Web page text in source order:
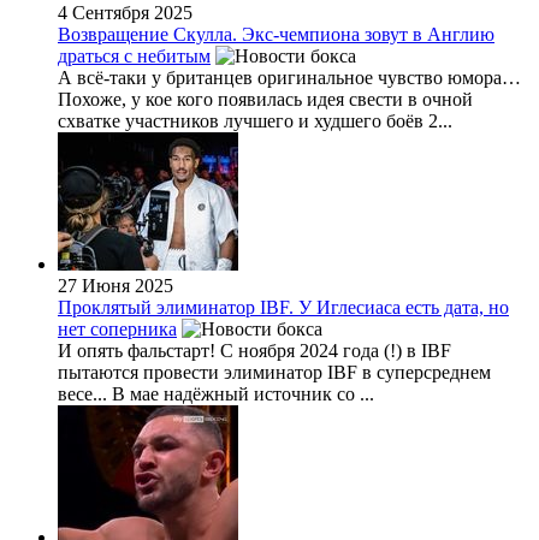
4 Сентября 2025
Возвращение Скулла. Экс-чемпиона зовут в Англию
драться с небитым
А всё-таки у британцев оригинальное чувство юмора…
Похоже, у кое кого появилась идея свести в очной
схватке участников лучшего и худшего боёв 2...
27 Июня 2025
Проклятый элиминатор IBF. У Иглесиаса есть дата, но
нет соперника
И опять фальстарт! С ноября 2024 года (!) в IBF
пытаются провести элиминатор IBF в суперсреднем
весе... В мае надёжный источник со ...